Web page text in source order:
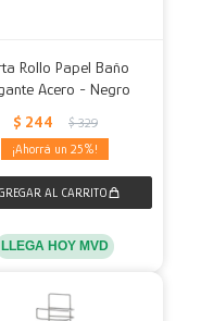
Rollo Papel Baño
Acero - Negro
$ 244 $ 329
25
LLEGA HOY MVD